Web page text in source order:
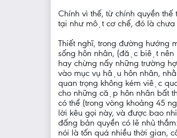
Chính vì thế, từ chính quyền
tại như một cơ chế, đó là
Thiết nghĩ, trong đường hướng
sống hôn nhân, (đặc biệt nên
hay chừng nấy những trường
vào mục vụ hậu hôn nhân,
quan trọng không kém việc
cho những cặp hôn nhân bất
có thể (trong vòng khoảng 45
lời kêu gọi này, và được bao
đấng bản quyền có lẽ nhủ
nói là tốn quá nhiều thời gian,